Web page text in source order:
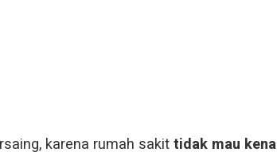
karena rumah sakittidak mau kena